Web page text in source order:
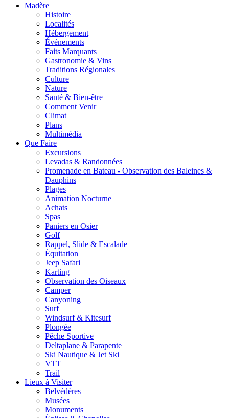
Madère
Histoire
Localités
Hébergement
Événements
Faits Marquants
Gastronomie & Vins
Traditions Régionales
Culture
Nature
Santé & Bien-être
Comment Venir
Climat
Plans
Multimédia
Que Faire
Excursions
Levadas & Randonnées
Promenade en Bateau - Observation des Baleines &
Dauphins
Plages
Animation Nocturne
Achats
Spas
Paniers en Osier
Golf
Rappel, Slide & Escalade
Équitation
Jeep Safari
Karting
Observation des Oiseaux
Camper
Canyoning
Surf
Windsurf & Kitesurf
Plongée
Pêche Sportive
Deltaplane & Parapente
Ski Nautique & Jet Ski
VTT
Trail
Lieux à Visiter
Belvédères
Musées
Monuments